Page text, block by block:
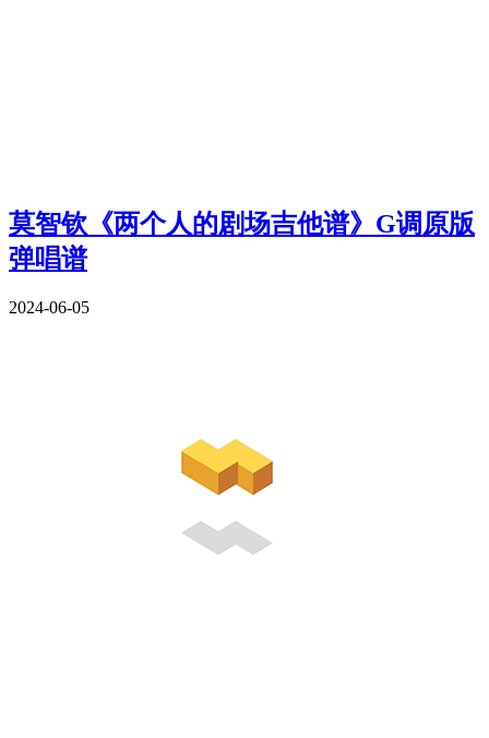
莫智钦《两个人的剧场吉他谱》G调原版
弹唱谱
2024-06-05